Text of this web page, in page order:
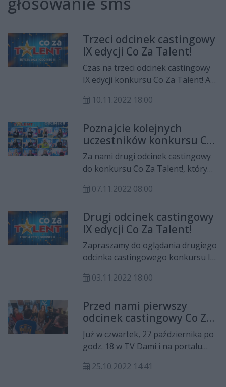
Trzeci odcinek castingowy
IX edycji Co Za Talent!
Czas na trzeci odcinek castingowy
IX edycji konkursu Co Za Talent! A
zaprezentowali swoje umiejętności
drugiego odcinka można głosować
do 16 listopada do godz. 23.59.
10.11.2022 18:00
Poznajcie kolejnych
uczestników konkursu Co
Za Talent!
Za nami drugi odcinek castingowy
do konkursu Co Za Talent!, który
młodzieży z Radomia i regionu.
07.11.2022 08:00
Drugi odcinek castingowy
IX edycji Co Za Talent!
Zapraszamy do oglądania drugiego
odcinka castingowego konkursu IX
zobaczycie kolejnych uczestników
na scenie. Na startujących w drugim
odcinku można głosować do 9
listopada do godz. 23.59.
03.11.2022 18:00
Przed nami pierwszy
odcinek castingowy Co Za
Talent!
Już w czwartek, 27 października po
godz. 18 w TV Dami i na portalu
tegorocznymi występami
25.10.2022 14:41